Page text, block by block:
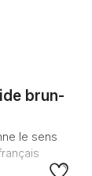
brun-
le sens